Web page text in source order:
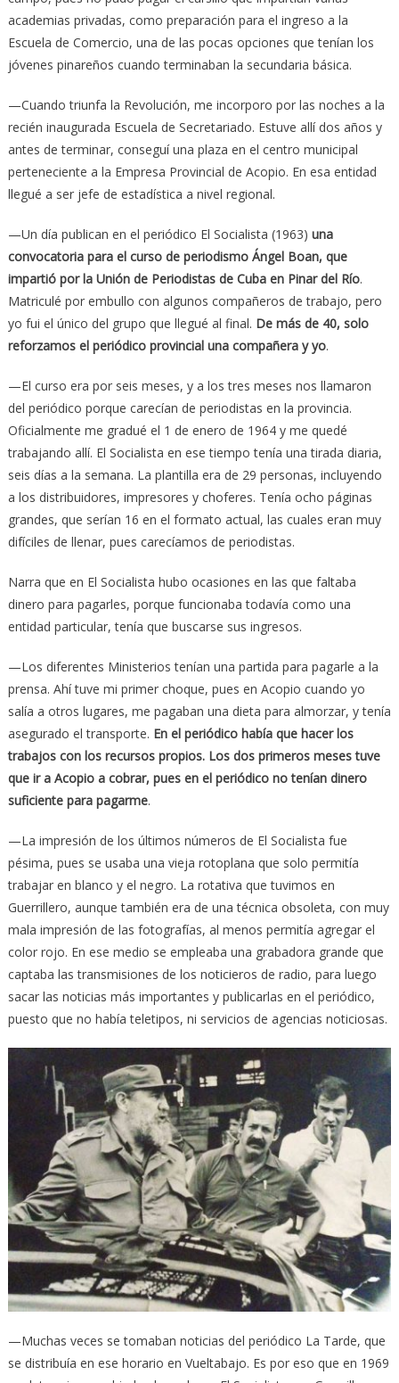
academias privadas, como preparación para el ingreso a la
Escuela de Comercio, una de las pocas opciones que tenían los
jóvenes pinareños cuando terminaban la secundaria básica.
—Cuando triunfa la Revolución, me incorporo por las noches a la
recién inaugurada Escuela de Secretariado. Estuve allí dos años y
antes de terminar, conseguí una plaza en el centro municipal
perteneciente a la Empresa Provincial de Acopio. En esa entidad
llegué a ser jefe de estadística a nivel regional.
—Un día publican en el periódico El Socialista (1963) una
convocatoria para el curso de periodismo Ángel Boan, que
impartió por la Unión de Periodistas de Cuba en Pinar del Río.
Matriculé por embullo con algunos compañeros de trabajo, pero
yo fui el único del grupo que llegué al final. De más de 40, solo
reforzamos el periódico provincial una compañera y yo.
—El curso era por seis meses, y a los tres meses nos llamaron
del periódico porque carecían de periodistas en la provincia.
Oficialmente me gradué el 1 de enero de 1964 y me quedé
trabajando allí. El Socialista en ese tiempo tenía una tirada diaria,
seis días a la semana. La plantilla era de 29 personas, incluyendo
a los distribuidores, impresores y choferes. Tenía ocho páginas
grandes, que serían 16 en el formato actual, las cuales eran muy
difíciles de llenar, pues carecíamos de periodistas.
Narra que en El Socialista hubo ocasiones en las que faltaba
dinero para pagarles, porque funcionaba todavía como una
entidad particular, tenía que buscarse sus ingresos.
—Los diferentes Ministerios tenían una partida para pagarle a la
prensa. Ahí tuve mi primer choque, pues en Acopio cuando yo
salía a otros lugares, me pagaban una dieta para almorzar, y tenía
asegurado el transporte. En el periódico había que hacer los
trabajos con los recursos propios. Los dos primeros meses tuve
que ir a Acopio a cobrar, pues en el periódico no tenían dinero
suficiente para pagarme.
—La impresión de los últimos números de El Socialista fue
pésima, pues se usaba una vieja rotoplana que solo permitía
trabajar en blanco y el negro. La rotativa que tuvimos en
Guerrillero, aunque también era de una técnica obsoleta, con muy
mala impresión de las fotografías, al menos permitía agregar el
color rojo. En ese medio se empleaba una grabadora grande que
captaba las transmisiones de los noticieros de radio, para luego
sacar las noticias más importantes y publicarlas en el periódico,
puesto que no había teletipos, ni servicios de agencias noticiosas.
—Muchas veces se tomaban noticias del periódico La Tarde, que
se distribuía en ese horario en Vueltabajo. Es por eso que en 1969